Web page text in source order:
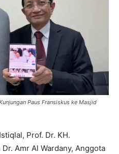
Paus Fransiskus ke Masjid
Prof. Dr. KH.
Amr Al Wardany, Anggota